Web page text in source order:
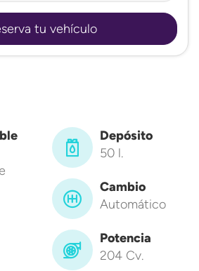
tu vehículo
Depósito
50 l.
Cambio
Automático
Potencia
204 Cv.